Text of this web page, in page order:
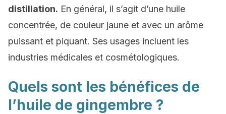
distillation. En général, il s’agit d’une huile
concentrée, de couleur jaune et avec un arôme
puissant et piquant. Ses usages incluent les
industries médicales et cosmétologiques.
Quels sont les bénéfices de
l’huile de gingembre ?